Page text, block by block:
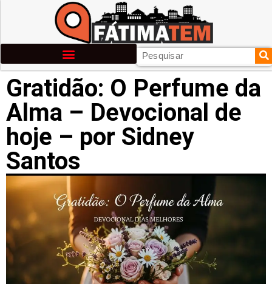
Gratidão: O Perfume da
Alma – Devocional de
hoje – por Sidney
Santos